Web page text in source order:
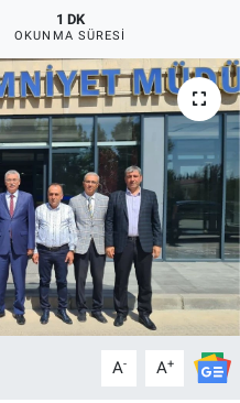
1 DK
OKUNMA SÜRESI
A- A+